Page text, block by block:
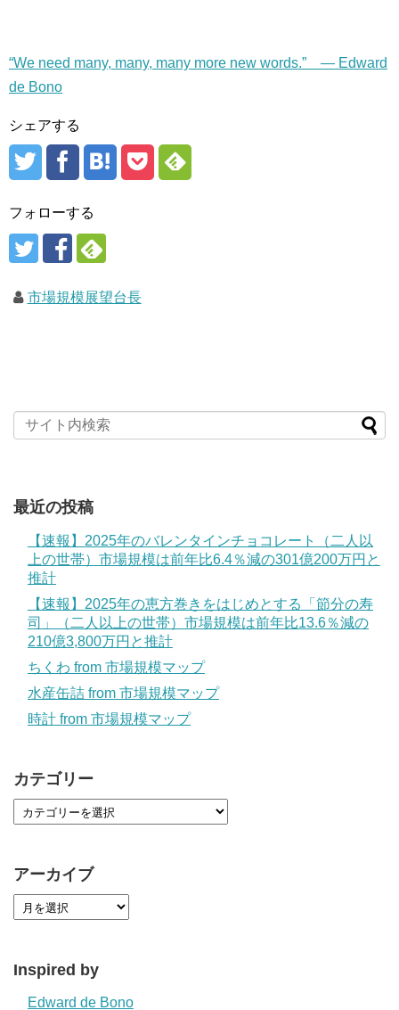
“We need many, many, many more new words.” — Edward
de Bono
シェアする
フォローする
市場規模展望台長
最近の投稿
【速報】2025年のバレンタインチョコレート（二人以
上の世帯）市場規模は前年比6.4％減の301億200万円と
推計
【速報】2025年の恵方巻きをはじめとする「節分の寿
司」（二人以上の世帯）市場規模は前年比13.6％減の
210億3,800万円と推計
ちくわ from 市場規模マップ
水産缶詰 from 市場規模マップ
時計 from 市場規模マップ
カテゴリー
アーカイブ
Inspired by
Edward de Bono